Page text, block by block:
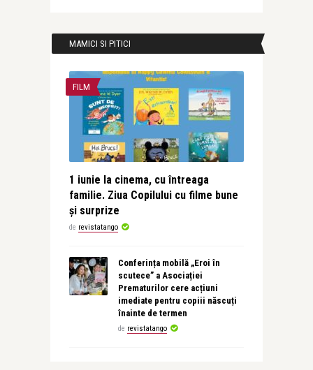
MAMICI SI PITICI
FILM
1 iunie la cinema, cu întreaga
familie. Ziua Copilului cu filme bune
și surprize
de revistatango
Conferința mobilă „Eroi în
scutece” a Asociației
Prematurilor cere acțiuni
imediate pentru copiii născuți
înainte de termen
de revistatango